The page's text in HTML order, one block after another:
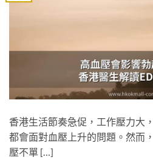
香港生活節奏急促，工作壓力大
都會面對血壓上升的問題。然而
壓不單 […]